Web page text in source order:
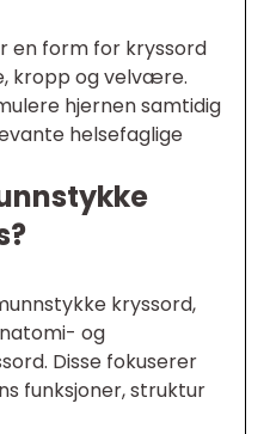
en form for kryssord
kropp og velvære.
hjernen samtidig
helsefaglige
kryssord,
og
Disse fokuserer
funksjoner, struktur